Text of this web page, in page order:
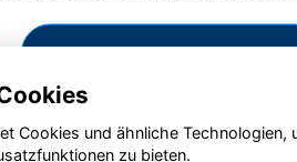
Zustimmen und aktivieren
Cookies und ähnliche Technologien,
zu bieten.